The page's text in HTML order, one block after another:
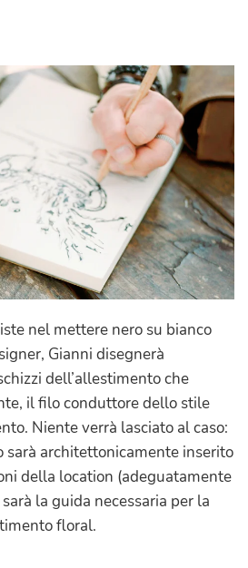
nel mettere nero su bianco
Gianni disegnerà
dell’allestimento che
il filo conduttore dello stile
Niente verrà lasciato al caso:
architettonicamente inserito
della location (adeguatamente
la guida necessaria per la
floral.